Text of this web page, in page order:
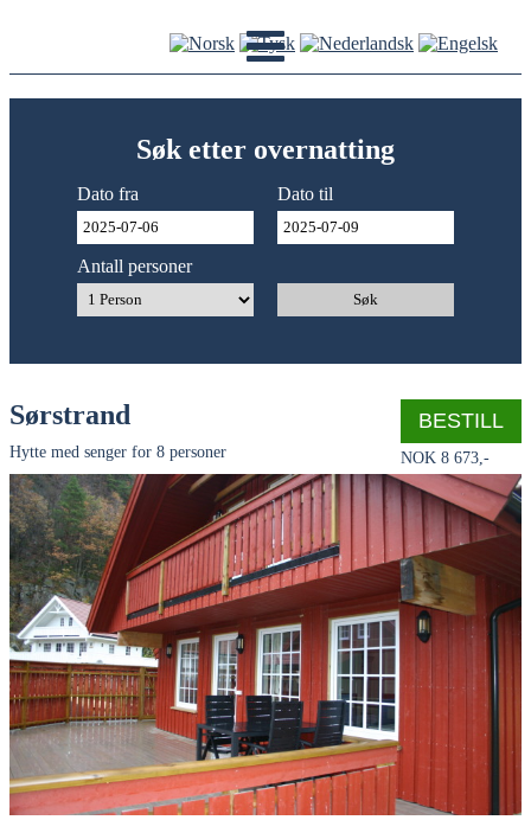
Søk etter overnatting
Dato fra Dato til
Antall personer
Søk
Sørstrand
Hytte med senger for 8 personer
BESTILL
NOK 8 673,-